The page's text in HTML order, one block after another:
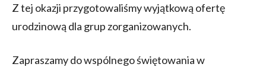
Z tej okazji przygotowaliśmy wyjątkową ofertę
urodzinową dla grup zorganizowanych.
Zapraszamy do wspólnego świętowania w